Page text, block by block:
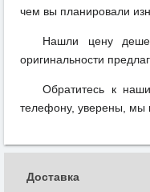
чем вы планировали
Нашли цену
оригинальности
Обратитесь к
телефону, уверены, мы
Доставка